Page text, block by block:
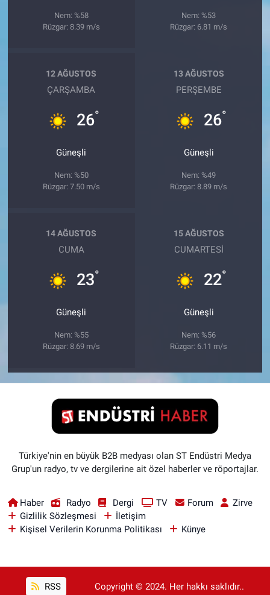
Nem: %58
Rüzgar: 8.39 m/s
Nem: %53
Rüzgar: 6.81 m/s
12 AĞUSTOS
ÇARŞAMBA
26°
Güneşli
Nem: %50
Rüzgar: 7.50 m/s
13 AĞUSTOS
PERŞEMBE
26°
Güneşli
Nem: %49
Rüzgar: 8.89 m/s
14 AĞUSTOS
CUMA
23°
Güneşli
Nem: %55
Rüzgar: 8.69 m/s
15 AĞUSTOS
CUMARTESI
22°
Güneşli
Nem: %56
Rüzgar: 6.11 m/s
Türkiye'nin en büyük B2B medyası olan ST Endüstri Medya
Grup'un radyo, tv ve dergilerine ait özel haberler ve röportajlar.
Haber Radyo Dergi TV Forum
Zirve
Gizlilik Sözleşmesi
İletişim
Kişisel Verilerin Korunma Politikası
Künye
RSS Copyright © 2024. Her hakkı saklıdır..